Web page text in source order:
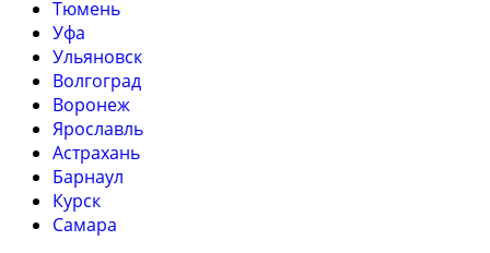
Тюмень
Уфа
Ульяновск
Волгоград
Воронеж
Ярославль
Астрахань
Барнаул
Курск
Самара